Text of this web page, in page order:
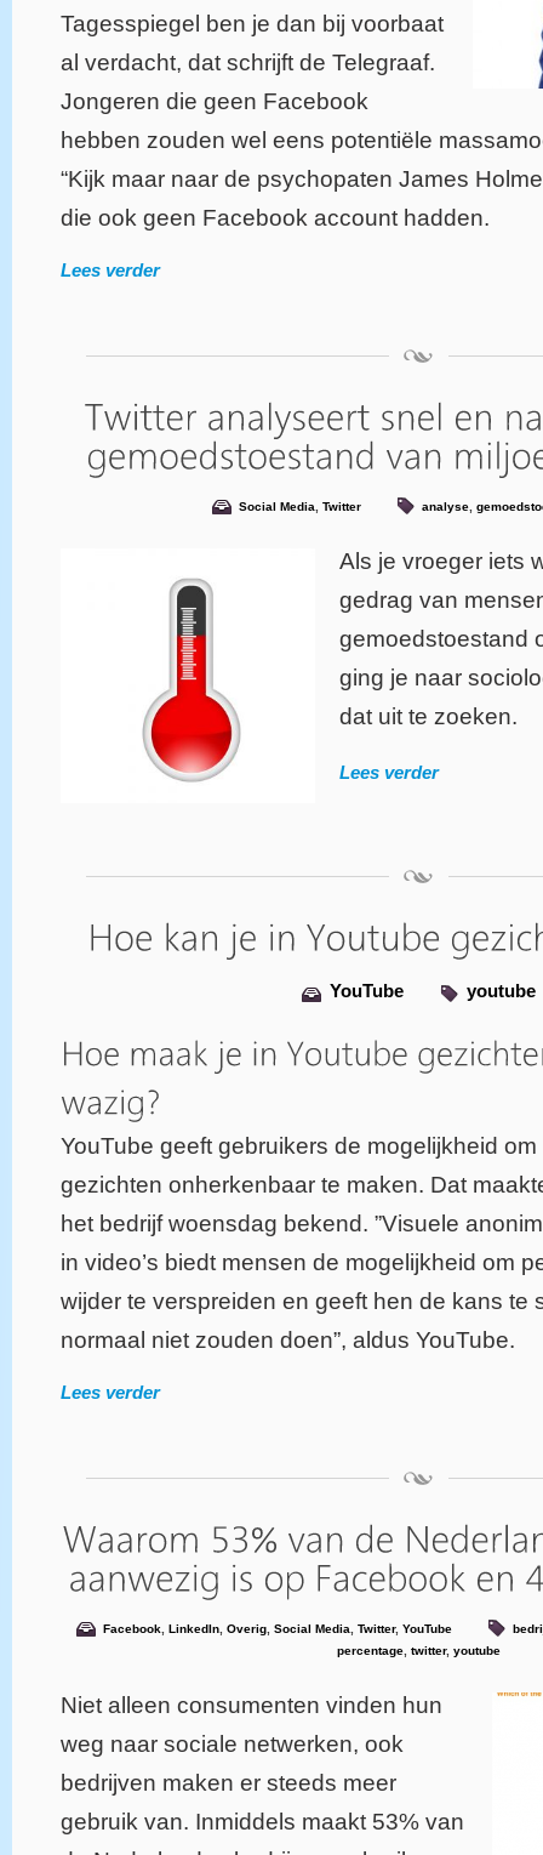
Tagesspiegel ben je dan bij voorbaat
al verdacht, dat schrijft de Telegraaf.
Jongeren die geen Facebook
hebben zouden wel eens potentiële
“Kijk maar naar de psychopaten James
die ook geen Facebook account hadden.
Lees verder
Social Media Twitter analyse
Als je vroeger iets
gedrag van
gemoedstoestand
ging je naar
dat uit te zoeken.
Lees verder
YouTube youtube
YouTube geeft gebruikers de mogelijkheid om
gezichten onherkenbaar te maken. Dat
het bedrijf woensdag bekend. ”Visuele
in video’s biedt mensen de mogelijkheid om
wijder te verspreiden en geeft hen de kans te
normaal niet zouden doen”, aldus YouTube.
Lees verder
Facebook, LinkedIn, Overig, Social Media Twitter, YouTube
percentage, twitter, youtube
Niet alleen consumenten vinden hun
weg naar sociale netwerken, ook
bedrijven maken er steeds meer
gebruik van. Inmiddels maakt 53% van